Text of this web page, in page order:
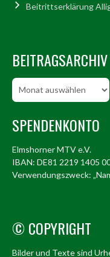
Beitrittserklärung
BEITRAGSARCHIV
Beitragsarchiv
SPENDENKONTO
Elmshorner MTV e.V.
IBAN: DE81 2219 1405
Verwendungszweck:
© COPYRIGHT
Bilder und Texte sind